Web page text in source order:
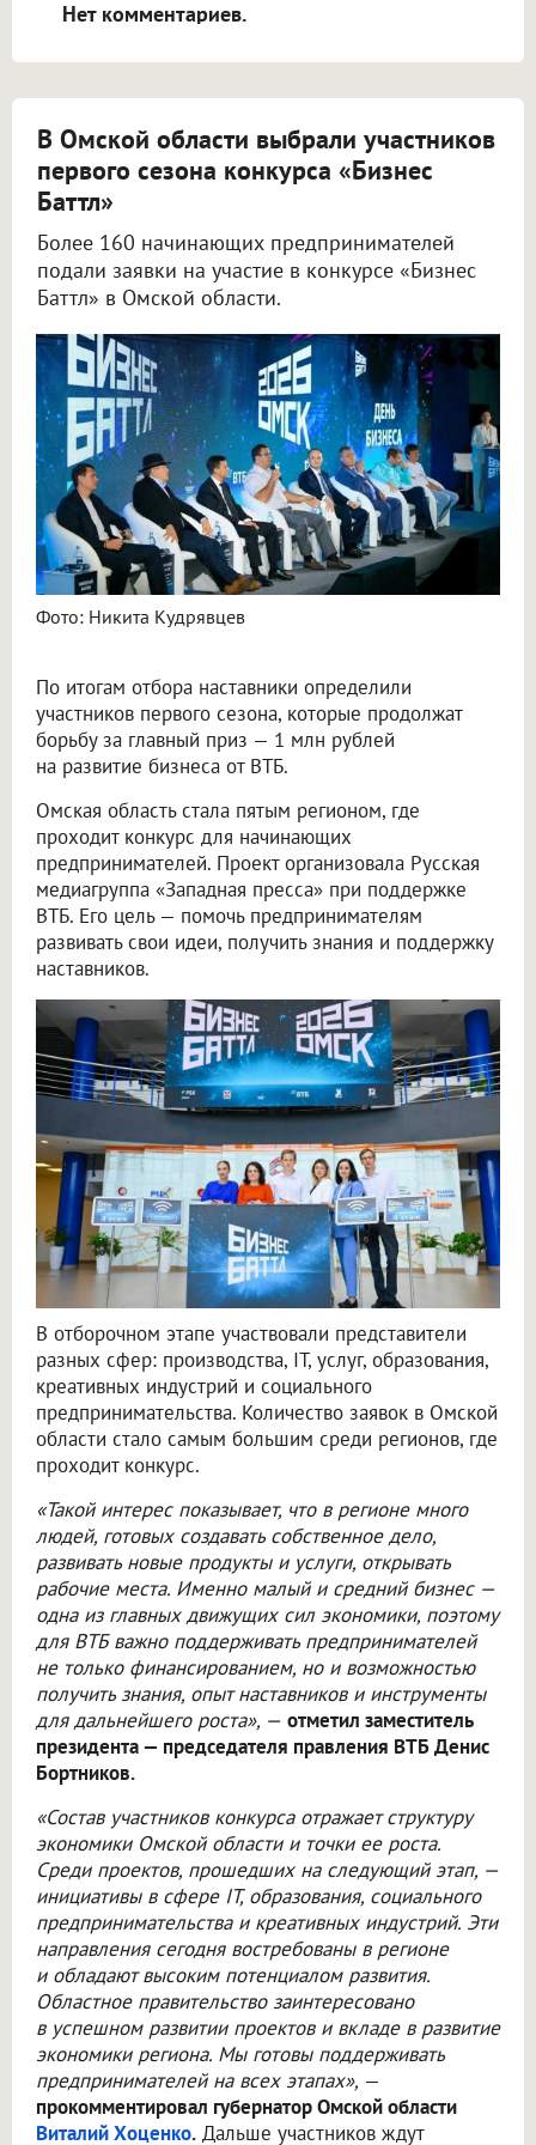
Нет комментариев.
В Омской области выбрали участников
первого сезона конкурса «Бизнес
Баттл»
Более 160 начинающих предпринимателей
подали заявки на участие в конкурсе «Бизнес
Баттл» в Омской области.
Фото: Никита Кудрявцев
По итогам отбора наставники определили
участников первого сезона, которые продолжат
борьбу за главный приз — 1 млн рублей
на развитие бизнеса от ВТБ.
Омская область стала пятым регионом, где
проходит конкурс для начинающих
предпринимателей. Проект организовала Русская
медиагруппа «Западная пресса» при поддержке
ВТБ. Его цель — помочь предпринимателям
развивать свои идеи, получить знания и поддержку
наставников.
В отборочном этапе участвовали представители
разных сфер: производства, IT, услуг, образования,
креативных индустрий и социального
предпринимательства. Количество заявок в Омской
области стало самым большим среди регионов, где
проходит конкурс.
«Такой интерес показывает, что в регионе много
людей, готовых создавать собственное дело,
развивать новые продукты и услуги, открывать
рабочие места. Именно малый и средний бизнес —
одна из главных движущих сил экономики, поэтому
для ВТБ важно поддерживать предпринимателей
не только финансированием, но и возможностью
получить знания, опыт наставников и инструменты
для дальнейшего роста», — отметил заместитель
президента — председателя правления ВТБ Денис
Бортников.
«Состав участников конкурса отражает структуру
экономики Омской области и точки ее роста.
Среди проектов, прошедших на следующий этап, —
инициативы в сфере IT, образования, социального
предпринимательства и креативных индустрий. Эти
направления сегодня востребованы в регионе
и обладают высоким потенциалом развития.
Областное правительство заинтересовано
в успешном развитии проектов и вкладе в развитие
экономики региона. Мы готовы поддерживать
предпринимателей на всех этапах», —
прокомментировал губернатор Омской области
Виталий Хоценко. Дальше участников ждут